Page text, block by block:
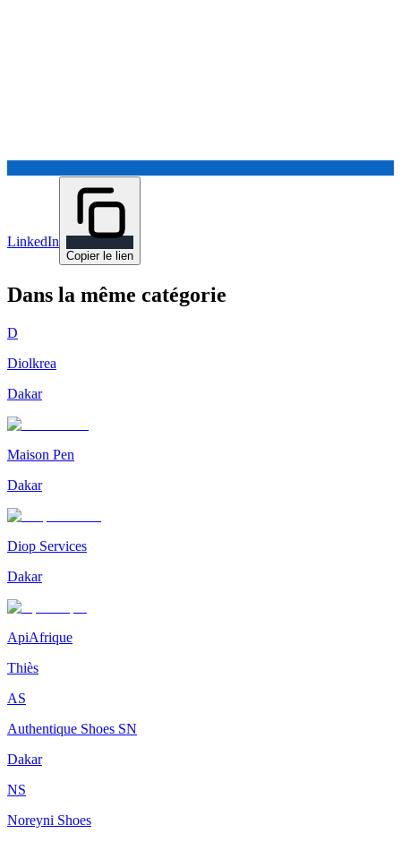
LinkedIn
Copier le lien
Dans la même catégorie
D
Diolkrea
Dakar
Maison Pen
Dakar
Diop Services
Dakar
ApiAfrique
Thiès
AS
Authentique Shoes SN
Dakar
NS
Noreyni Shoes